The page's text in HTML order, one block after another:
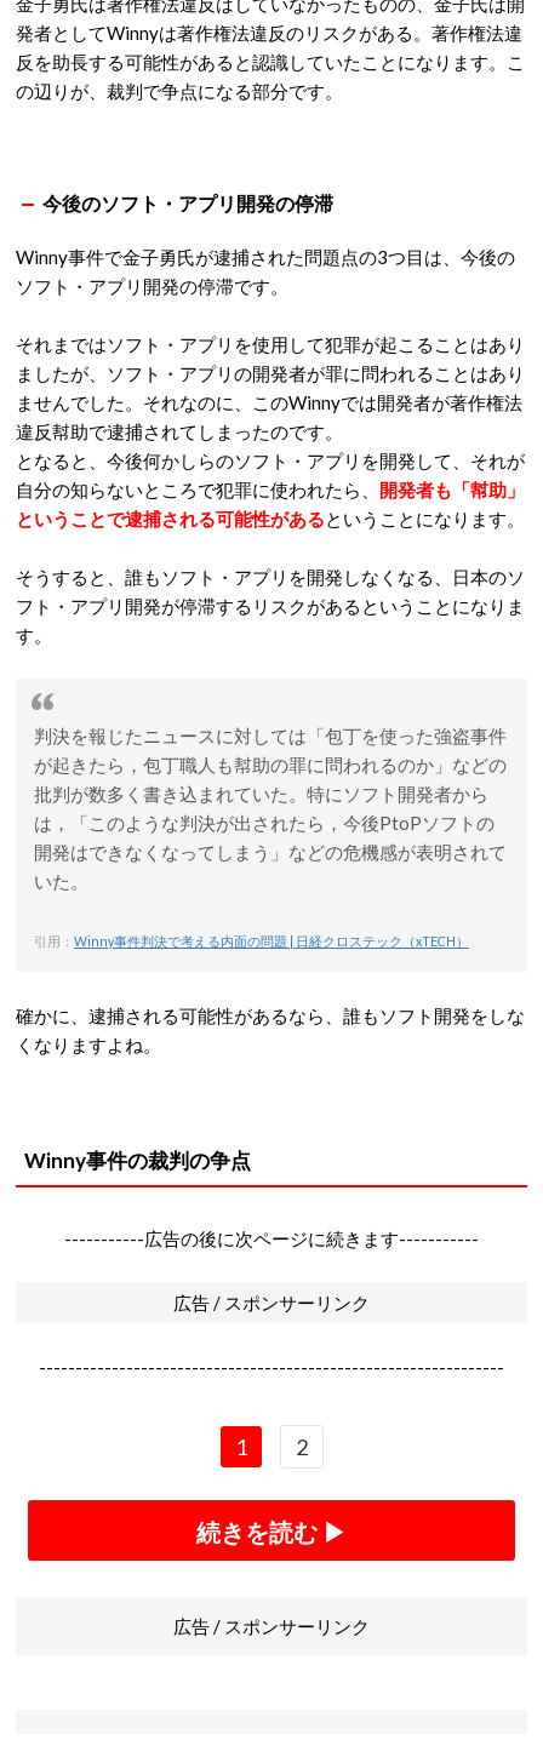
発者としてWinnyは著作権法違反のリスクがある。著作権法違
反を助長する可能性があると認識していたことになります。こ
の辺りが、裁判で争点になる部分です。
今後のソフト・アプリ開発の停滞
Winny事件で金子勇氏が逮捕された問題点の3つ目は、今後の
ソフト・アプリ開発の停滞です。
それまではソフト・アプリを使用して犯罪が起こることはあり
ましたが、ソフト・アプリの開発者が罪に問われることはあり
ませんでした。それなのに、このWinnyでは開発者が著作権法
違反幇助で逮捕されてしまったのです。
となると、今後何かしらのソフト・アプリを開発して、それが
自分の知らないところで犯罪に使われたら、 開発者も「幇助」
ということで逮捕される可能性があるということになります。
そうすると、誰もソフト・アプリを開発しなくなる、日本のソ
フト・アプリ開発が停滞するリスクがあるということになりま
す。
判決を報じたニュースに対しては「包丁を使った強盗事件
が起きたら，包丁職人も幇助の罪に問われるのか」などの
批判が数多く書き込まれていた。特にソフト開発者から
は，「このような判決が出されたら，今後PtoPソフトの
開発はできなくなってしまう」などの危機感が表明されて
いた。
引用： Winny事件判決で考える内面の問題 | 日経クロステック（xTECH）
確かに、逮捕される可能性があるなら、誰もソフト開発をしな
くなりますよね。
Winny事件の裁判の争点
-----------広告の後に次ページに続きます-----------
広告 / スポンサーリンク
----------------------------------------------------------------
1 2
続きを読む ▶
広告 / スポンサーリンク